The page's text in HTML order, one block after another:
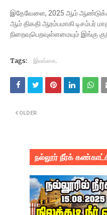
இதேவேளை, 2025 ஆம்
ஆம் திகதி ஆரம்பமாகி டிசம்பர்
நிறைவுபெறவுள்ளமையும் இங்கு
Tags: இலங்கை.
OLDER
நல்லூர் நீர்க்